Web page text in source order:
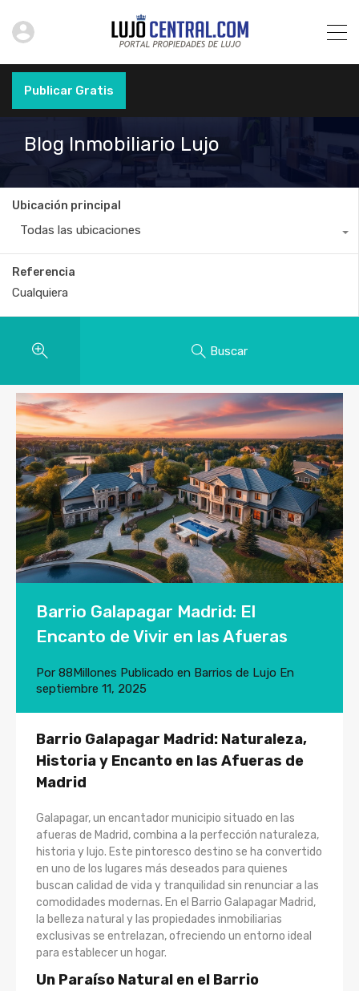
Publicar Gratis
Blog Inmobiliario Lujo
Ubicación principal
Todas las ubicaciones
Referencia
Buscar
Barrio Galapagar Madrid: El
Encanto de Vivir en las Afueras
Por 88Millones Publicado en Barrios de Lujo En
septiembre 11, 2025
Barrio Galapagar Madrid: Naturaleza,
Historia y Encanto en las Afueras de
Madrid
Galapagar, un encantador municipio situado en las
afueras de Madrid, combina a la perfección naturaleza,
historia y lujo. Este pintoresco destino se ha convertido
en uno de los lugares más deseados para quienes
buscan calidad de vida y tranquilidad sin renunciar a las
comodidades modernas. En el Barrio Galapagar Madrid,
la belleza natural y las propiedades inmobiliarias
exclusivas se entrelazan, ofreciendo un entorno ideal
para establecer un hogar.
Un Paraíso Natural en el Barrio